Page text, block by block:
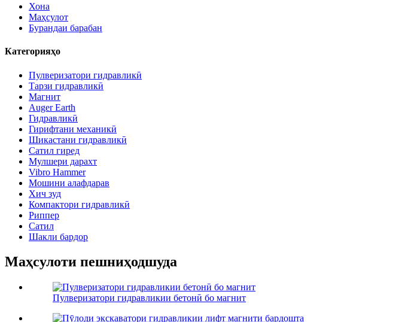
Хона
Маҳсулот
Бурандаи барабан
Категорияҳо
Пулверизатори гидравликӣ
Тарзи гидравликӣ
Магнит
Auger Earth
Гидравликӣ
Гирифтани механикӣ
Шикастани гидравликӣ
Сатил гиред
Мулшери дарахт
Vibro Hammer
Мошини алафдарав
Хич зуд
Компактори гидравликӣ
Риппер
Сатил
Шакли бардор
Маҳсулоти пешниҳодшуда
Пулверизатори гидравликии бетонӣ бо магнит